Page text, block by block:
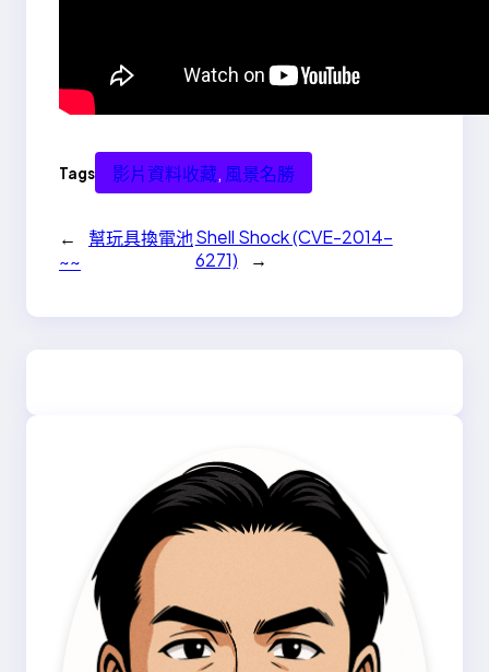
Tags 影片資料收藏, 風景名勝
←
幫玩具換電池
~~
Shell Shock (CVE-2014-
6271)
→